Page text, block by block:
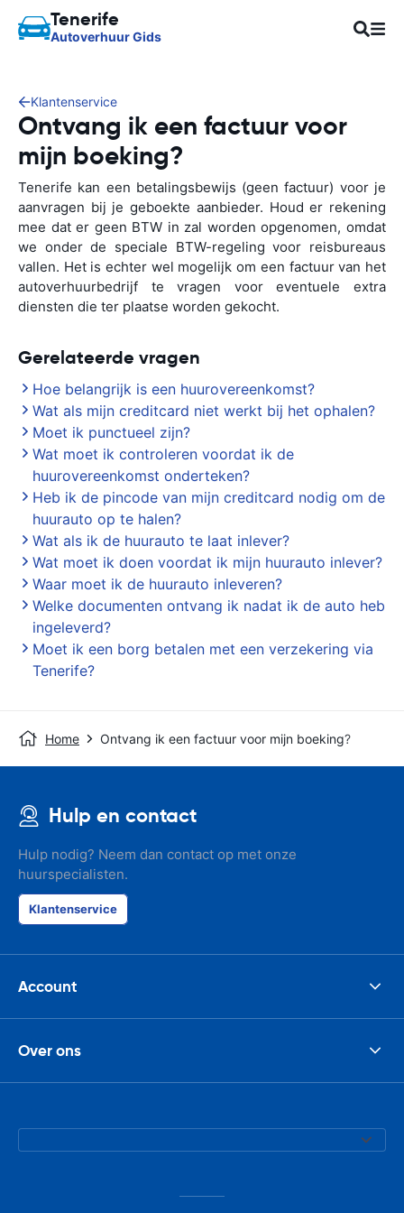
Tenerife
Autoverhuur Gids
Klantenservice
Ontvang ik een factuur voor
mijn boeking?
Tenerife kan een betalingsbewijs (geen factuur) voor je
aanvragen bij je geboekte aanbieder. Houd er rekening
mee dat er geen BTW in zal worden opgenomen, omdat
we onder de speciale BTW-regeling voor reisbureaus
vallen. Het is echter wel mogelijk om een factuur van het
autoverhuurbedrijf te vragen voor eventuele extra
diensten die ter plaatse worden gekocht.
Gerelateerde vragen
Hoe belangrijk is een huurovereenkomst?
Wat als mijn creditcard niet werkt bij het ophalen?
Moet ik punctueel zijn?
Wat moet ik controleren voordat ik de
huurovereenkomst onderteken?
Heb ik de pincode van mijn creditcard nodig om de
huurauto op te halen?
Wat als ik de huurauto te laat inlever?
Wat moet ik doen voordat ik mijn huurauto inlever?
Waar moet ik de huurauto inleveren?
Welke documenten ontvang ik nadat ik de auto heb
ingeleverd?
Moet ik een borg betalen met een verzekering via
Tenerife?
Home Ontvang ik een factuur voor mijn boeking?
Hulp en contact
Hulp nodig? Neem dan contact op met onze
huurspecialisten.
Klantenservice
Account
Over ons